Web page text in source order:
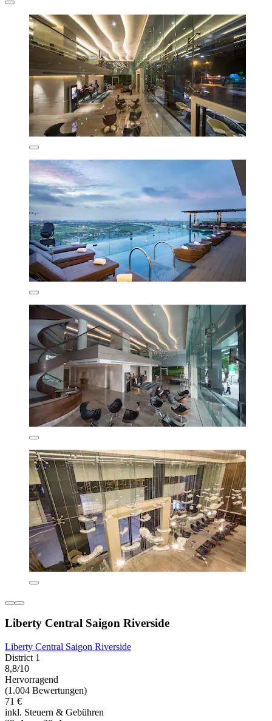
Liberty Central Saigon Riverside
Liberty Central Saigon Riverside
District 1
8,8/10
Hervorragend
(1.004 Bewertungen)
71 €
inkl. Steuern & Gebühren